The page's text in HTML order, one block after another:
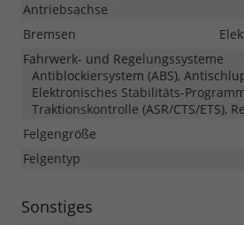
Antriebsachse
Bremsen
Fahrwerk- und Regelungssysteme
Antiblockiersystem (ABS),
Elektronisches Stabilitäts-Programm
Traktionskontrolle (ASR/CTS/ETS),
Felgengröße
Felgentyp
Sonstiges